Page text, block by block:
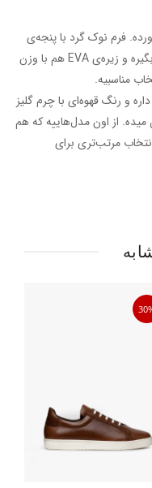
فرم نوک گرد با پنجه‌ی
پهن باعث میشه پا داخل کفش راحت‌تر قرار بگیره و زیره‌ی EVA هم با وزن
مناسبیه.
و رنگ قهوه‌ای با چرم گلیز
میده. از اون مدل‌هاییه که هم
مرتب‌تری برای